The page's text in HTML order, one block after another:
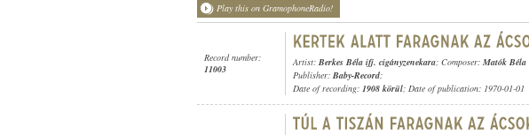
Play this on GramophoneRadio!
Record number:
11003
Artist: Berkes Béla ifj. cigányzenekara; Composer: Matók Béla
Publisher: Baby-Record;
Date of recording: 1908 körül; Date of publication: 1970-01-01